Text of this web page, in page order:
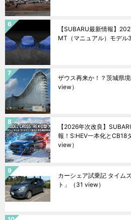
【SUBARU最新情報】
MT（マニュアル）モデル
ザウス再来か！？茨城県
view）
【2026年次改良】
報！S:HEV一本化とCB18
view）
カーシェア試乗記 タイム
ト」
（31 view）